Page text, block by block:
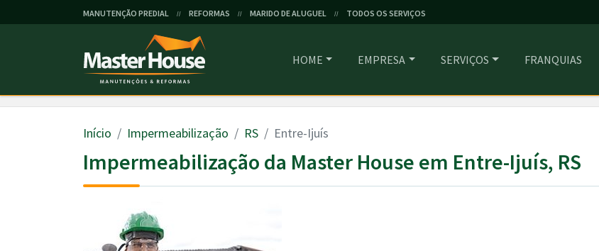
MANUTENÇÃO PREDIAL // REFORMAS // MARIDO DE ALUGUEL // TODOS OS SERVIÇOS
HOME EMPRESA SERVIÇOS FRANQUIAS
Início Impermeabilização RS Entre-Ijuís
Impermeabilização da Master House em Entre-Ijuís, RS